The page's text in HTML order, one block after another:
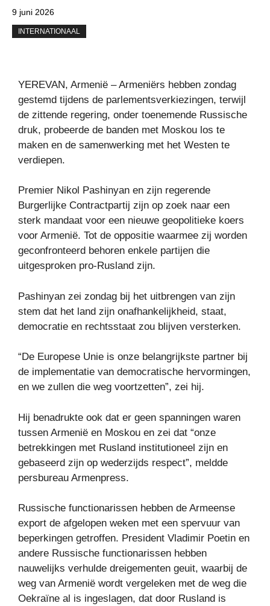
9 juni 2026
INTERNATIONAAL
YEREVAN, Armenië – Armeniërs hebben zondag
gestemd tijdens de parlementsverkiezingen, terwijl
de zittende regering, onder toenemende Russische
druk, probeerde de banden met Moskou los te
maken en de samenwerking met het Westen te
verdiepen.
Premier Nikol Pashinyan en zijn regerende
Burgerlijke Contractpartij zijn op zoek naar een
sterk mandaat voor een nieuwe geopolitieke koers
voor Armenië. Tot de oppositie waarmee zij worden
geconfronteerd behoren enkele partijen die
uitgesproken pro-Rusland zijn.
Pashinyan zei zondag bij het uitbrengen van zijn
stem dat het land zijn onafhankelijkheid, staat,
democratie en rechtsstaat zou blijven versterken.
“De Europese Unie is onze belangrijkste partner bij
de implementatie van democratische hervormingen,
en we zullen die weg voortzetten”, zei hij.
Hij benadrukte ook dat er geen spanningen waren
tussen Armenië en Moskou en zei dat “onze
betrekkingen met Rusland institutioneel zijn en
gebaseerd zijn op wederzijds respect”, meldde
persbureau Armenpress.
Russische functionarissen hebben de Armeense
export de afgelopen weken met een spervuur ​​van
beperkingen getroffen. President Vladimir Poetin en
andere Russische functionarissen hebben
nauwelijks verhulde dreigementen geuit, waarbij de
weg van Armenië wordt vergeleken met de weg die
Oekraïne al is ingeslagen, dat door Rusland is